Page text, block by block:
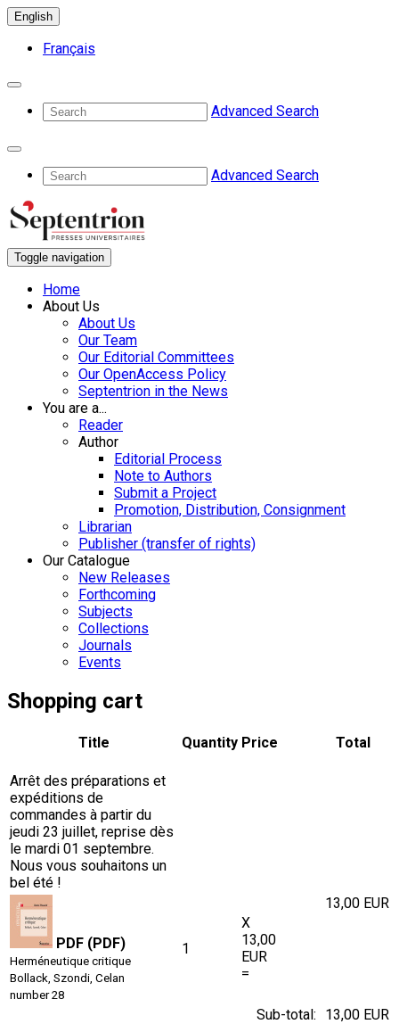
English
Français
Advanced Search
Advanced Search
Toggle navigation
Home
About Us
About Us
Our Team
Our Editorial Committees
Our OpenAccess Policy
Septentrion in the News
You are a...
Reader
Author
Editorial Process
Note to Authors
Submit a Project
Promotion, Distribution, Consignment
Librarian
Publisher (transfer of rights)
Our Catalogue
New Releases
Forthcoming
Subjects
Collections
Journals
Events
Shopping cart
Arrêt des préparations et
expéditions de
commandes à partir du
jeudi 23 juillet, reprise dès
le mardi 01 septembre.
Nous vous souhaitons un
bel été !
Title Quantity Price Total
PDF (PDF)
Herméneutique critique
Bollack, Szondi, Celan
number 28
1
X
13,00
EUR
=
13,00 EUR
Sub-total:
13,00 EUR